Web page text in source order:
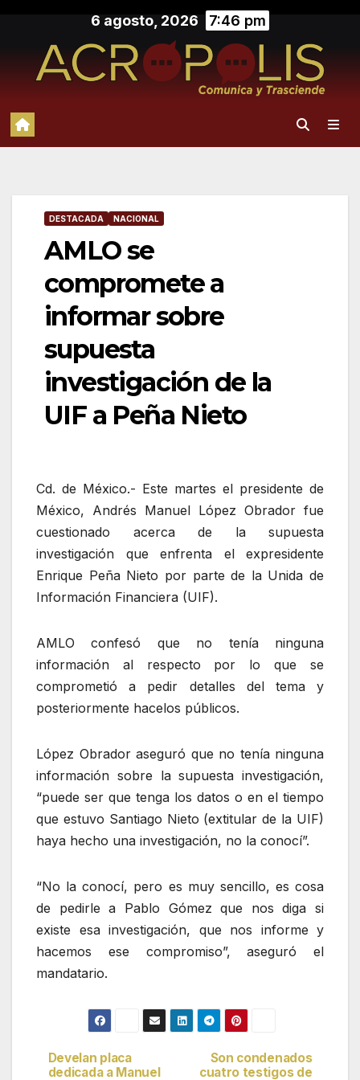
contenido
6 agosto, 2026 7:46 pm
DESTACADA NACIONAL
AMLO se
compromete a
informar sobre
supuesta
investigación de la
UIF a Peña Nieto
Cd. de México.- Este martes el presidente de
México, Andrés Manuel López Obrador fue
cuestionado acerca de la supuesta
investigación que enfrenta el expresidente
Enrique Peña Nieto por parte de la Unida de
Información Financiera (UIF).
AMLO confesó que no tenía ninguna
información al respecto por lo que se
comprometió a pedir detalles del tema y
posteriormente hacelos públicos.
López Obrador aseguró que no tenía ninguna
información sobre la supuesta investigación,
“puede ser que tenga los datos o en el tiempo
que estuvo Santiago Nieto (extitular de la UIF)
haya hecho una investigación, no la conocí”.
“No la conocí, pero es muy sencillo, es cosa
de pedirle a Pablo Gómez que nos diga si
existe esa investigación, que nos informe y
hacemos ese compromiso”, aseguró el
mandatario.
Navegación
Son condenados
cuatro testigos de
Develan placa
dedicada a Manuel